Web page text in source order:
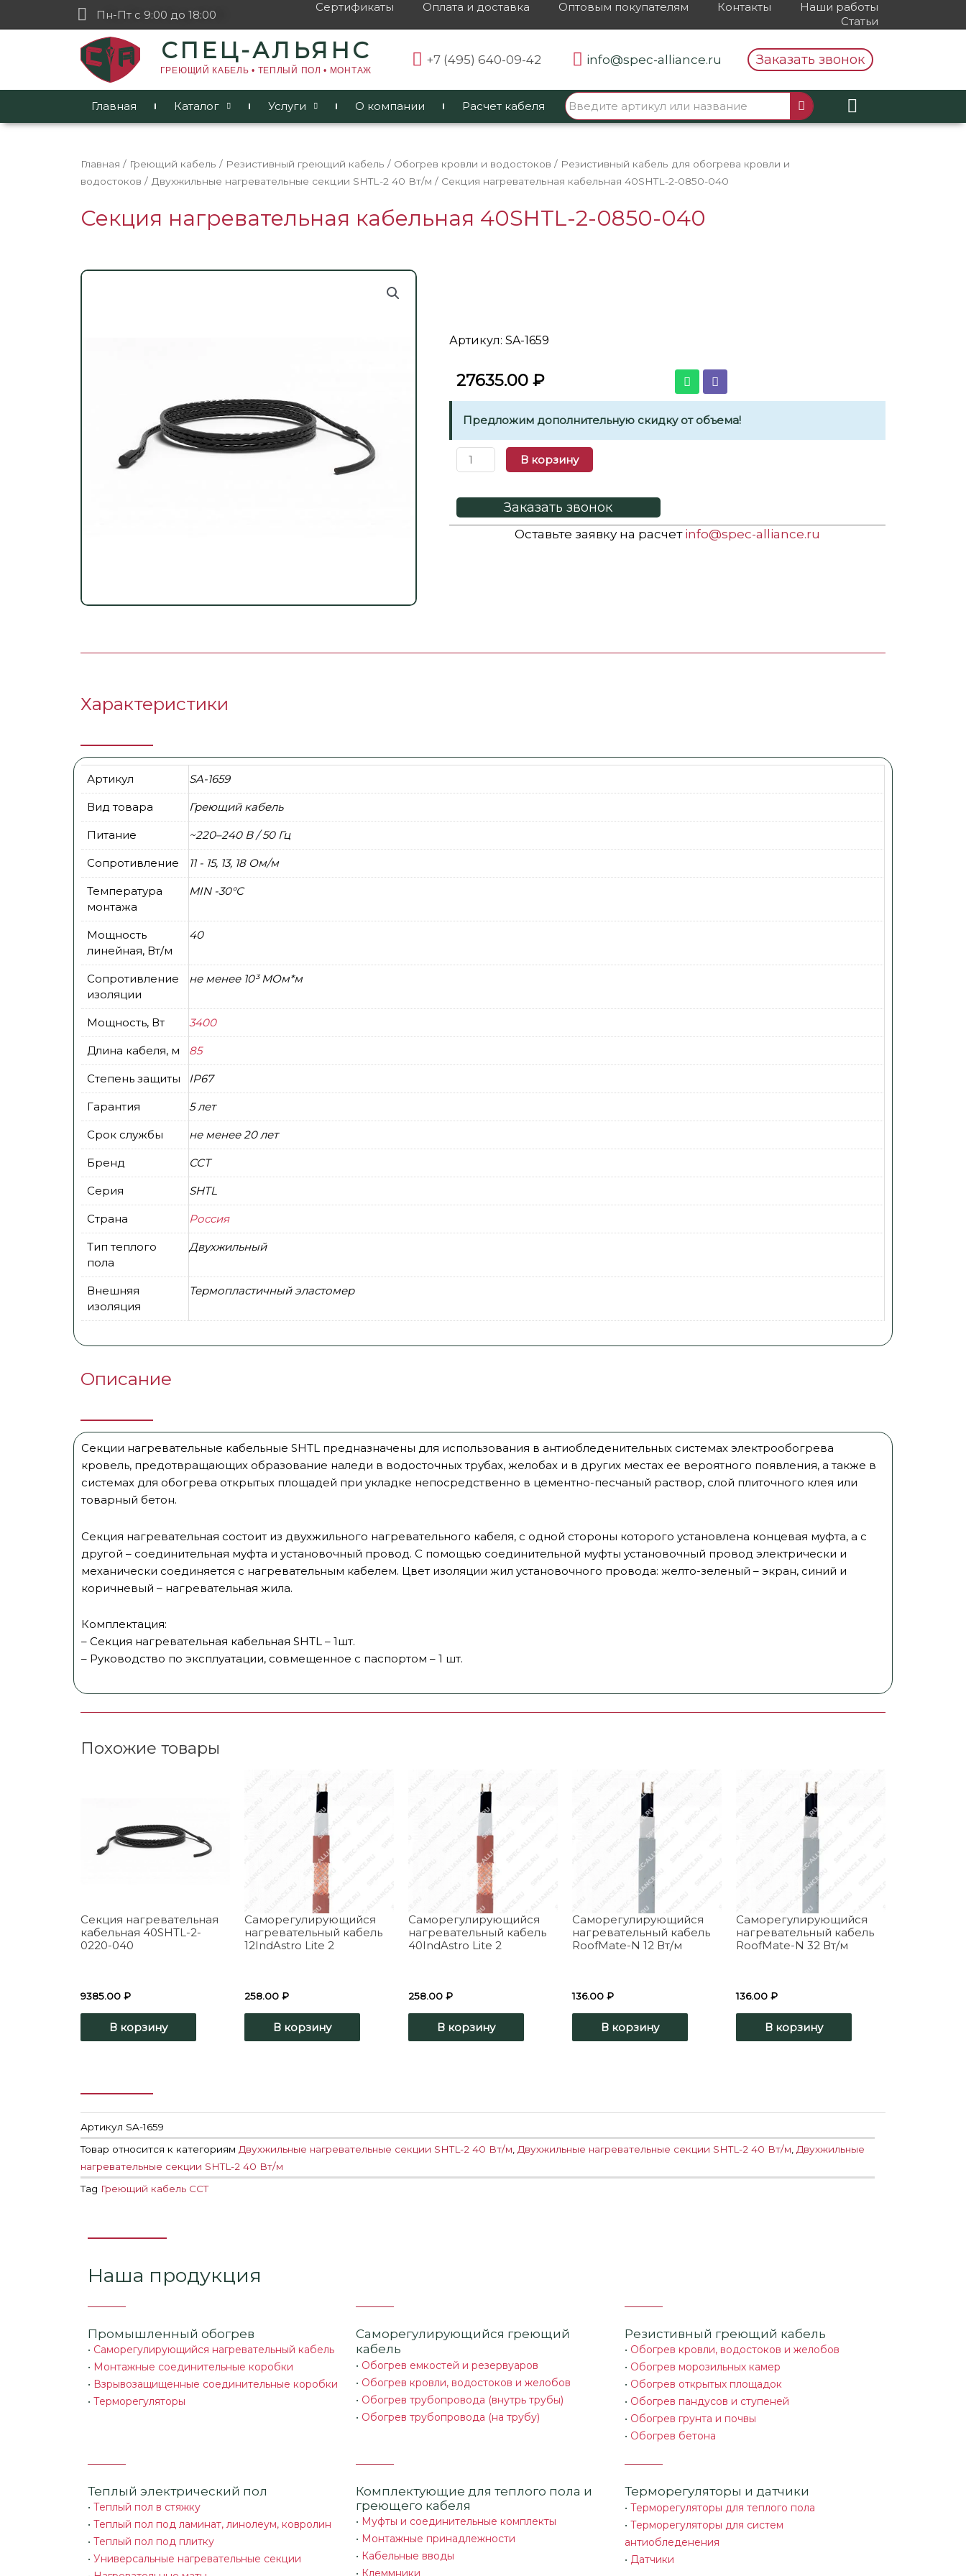
Пн-Пт с 9:00 до 18:00
Сертификаты Оплата и доставка Оптовым покупателям Контакты
Наши работы
Статьи
СПЕЦ-АЛЬЯНС
ГРЕЮЩИЙ КАБЕЛЬ • ТЕПЛЫЙ ПОЛ • МОНТАЖ
+7 (495) 640-09-42 info@spec-alliance.ru Заказать звонок
Главная Каталог Услуги О компании Расчет кабеля
Главная / Греющий кабель / Резистивный греющий кабель / Обогрев кровли и водостоков / Резистивный кабель для обогрева кровли и
водостоков / Двухжильные нагревательные секции SHTL-2 40 Вт/м / Секция нагревательная кабельная 40SHTL-2-0850-040
Секция нагревательная кабельная 40SHTL-2-0850-040
Артикул: SA-1659
27635.00 ₽
Предложим дополнительную скидку от объема!
В корзину
Заказать звонок
Оставьте заявку на расчет info@spec-alliance.ru
Характеристики
Артикул SA-1659
Вид товара Греющий кабель
Питание ~220–240 В / 50 Гц
Сопротивление 11 - 15, 13, 18 Ом/м
Температура
монтажа
MIN -30°С
Мощность
линейная, Вт/м
40
Сопротивление
изоляции
не менее 10³ МОм*м
Мощность, Вт 3400
Длина кабеля, м 85
Степень защиты IP67
Гарантия 5 лет
Срок службы не менее 20 лет
Бренд ССТ
Серия SHTL
Страна Россия
Тип теплого
пола
Двухжильный
Внешняя
изоляция
Термопластичный эластомер
Описание
Секции нагревательные кабельные SHTL предназначены для использования в антиобледенительных системах электрообогрева
кровель, предотвращающих образование наледи в водосточных трубах, желобах и в других местах ее вероятного появления, а также в
системах для обогрева открытых площадей при укладке непосредственно в цементно-песчаный раствор, слой плиточного клея или
товарный бетон.
Секция нагревательная состоит из двухжильного нагревательного кабеля, с одной стороны которого установлена концевая муфта, а с
другой – соединительная муфта и установочный провод. С помощью соединительной муфты установочный провод электрически и
механически соединяется с нагревательным кабелем. Цвет изоляции жил установочного провода: желто-зеленый – экран, синий и
коричневый – нагревательная жила.
Комплектация:
– Секция нагревательная кабельная SHTL – 1шт.
– Руководство по эксплуатации, совмещенное с паспортом – 1 шт.
Похожие товары
Секция нагревательная
кабельная 40SHTL-2-
0220-040
9385.00 ₽
В корзину
Саморегулирующийся
нагревательный кабель
12IndAstro Lite 2
258.00 ₽
В корзину
Саморегулирующийся
нагревательный кабель
40IndAstro Lite 2
258.00 ₽
В корзину
Саморегулирующийся
нагревательный кабель
RoofMate-N 12 Вт/м
136.00 ₽
В корзину
Саморегулирующийся
нагревательный кабель
RoofMate-N 32 Вт/м
136.00 ₽
В корзину
Артикул SA-1659
Товар относится к категориям Двухжильные нагревательные секции SHTL-2 40 Вт/м Двухжильные нагревательные секции SHTL-2 40 Вт/м Двухжильные
нагревательные секции SHTL-2 40 Вт/м
Tag Греющий кабель ССТ
Наша продукция
Промышленный обогрев
• Саморегулирующийся нагревательный кабель
• Монтажные соединительные коробки
• Взрывозащищенные соединительные коробки
• Терморегуляторы
Саморегулирующийся греющий
кабель
• Обогрев емкостей и резервуаров
• Обогрев кровли, водостоков и желобов
• Обогрев трубопровода (внутрь трубы)
• Обогрев трубопровода (на трубу)
Резистивный греющий кабель
• Обогрев кровли, водостоков и желобов
• Обогрев морозильных камер
• Обогрев открытых площадок
• Обогрев пандусов и ступеней
• Обогрев грунта и почвы
• Обогрев бетона
Теплый электрический пол
• Теплый пол в стяжку
• Теплый пол под ламинат, линолеум, ковролин
• Теплый пол под плитку
• Универсальные нагревательные секции
Комплектующие для теплого пола и
греющего кабеля
• Муфты и соединительные комплекты
• Монтажные принадлежности
• Кабельные вводы
• Клеммники
Терморегуляторы и датчики
• Терморегуляторы для теплого пола
• Терморегуляторы для систем
антиобледенения
• Датчики